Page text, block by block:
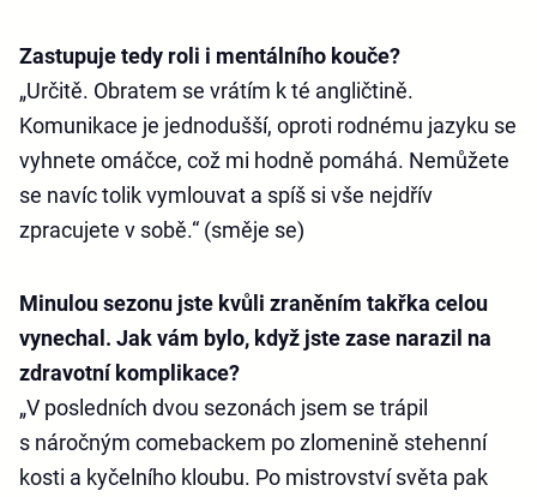
Zastupuje tedy roli i mentálního kouče?
„Určitě. Obratem se vrátím k té angličtině.
Komunikace je jednodušší, oproti rodnému jazyku se
vyhnete omáčce, což mi hodně pomáhá. Nemůžete
se navíc tolik vymlouvat a spíš si vše nejdřív
zpracujete v sobě.“ (směje se)
Minulou sezonu jste kvůli zraněním takřka celou
vynechal. Jak vám bylo, když jste zase narazil na
zdravotní komplikace?
„V posledních dvou sezonách jsem se trápil
s náročným comebackem po zlomenině stehenní
kosti a kyčelního kloubu. Po mistrovství světa pak